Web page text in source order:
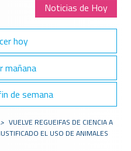
Noticias de Hoy
hoy
mañana
de semana
> VUELVE REGUEIFAS DE CIENCIA A
EL USO DE ANIMALES